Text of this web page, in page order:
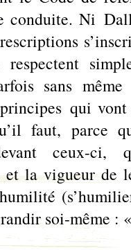
conduite. Ni
sans
qui
faut, parce
ceux-ci,
et la vigueur de
soi-même :